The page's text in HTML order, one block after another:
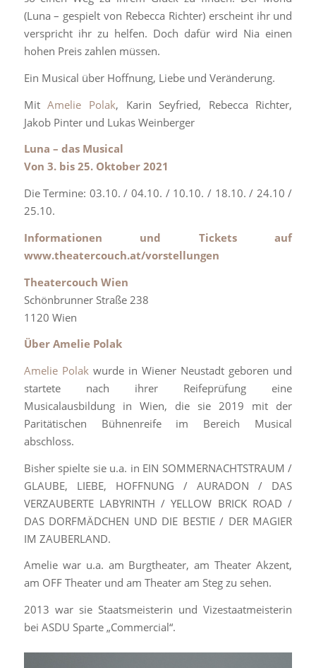
(Luna – gespielt von Rebecca Richter) erscheint ihr und
verspricht ihr zu helfen. Doch dafür wird Nia einen
hohen Preis zahlen müssen.
Ein Musical über Hoffnung, Liebe und Veränderung.
MitAmelie Polak, Karin Seyfried, Rebecca Richter,
Jakob Pinter und Lukas Weinberger
Luna – das Musical
Von 3. bis 25. Oktober 2021
Die Termine: 03.10. / 04.10. / 10.10. / 18.10. / 24.10 /
25.10.
Informationen und Tickets auf
www.theatercouch.at/vorstellungen
Theatercouch Wien
Schönbrunner Straße 238
1120 Wien
Über Amelie Polak
Amelie Polakwurde in Wiener Neustadt geboren und
startete nach ihrer Reifeprüfung eine
Musicalausbildung in Wien, die sie 2019 mit der
Paritätischen Bühnenreife im Bereich Musical
abschloss.
Bisher spielte sie u.a. in EIN SOMMERNACHTSTRAUM /
GLAUBE, LIEBE, HOFFNUNG / AURADON / DAS
VERZAUBERTE LABYRINTH / YELLOW BRICK ROAD /
DAS DORFMÄDCHEN UND DIE BESTIE / DER MAGIER
IM ZAUBERLAND.
Amelie war u.a. am Burgtheater, am Theater Akzent,
am OFF Theater und am Theater am Steg zu sehen.
2013 war sie Staatsmeisterin und Vizestaatmeisterin
bei ASDU Sparte „Commercial“.